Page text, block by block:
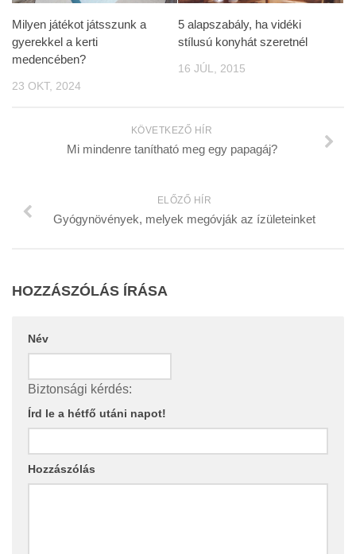
Milyen játékot játsszunk a
gyerekkel a kerti
medencében?
23 OKT, 2024
5 alapszabály, ha vidéki
stílusú konyhát szeretnél
16 JÚL, 2015
KÖVETKEZŐ HÍR
Mi mindenre tanítható meg egy papagáj?
ELŐZŐ HÍR
Gyógynövények, melyek megóvják az ízületeinket
HOZZÁSZÓLÁS ÍRÁSA
Név
Biztonsági kérdés:
Írd le a hétfő utáni napot!
Hozzászólás